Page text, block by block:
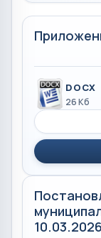
DOCX
26 Кб